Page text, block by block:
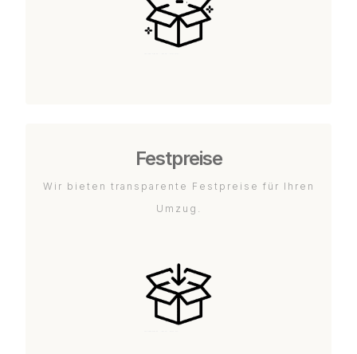
Festpreise
Wir bieten transparente Festpreise für Ihren
Umzug.